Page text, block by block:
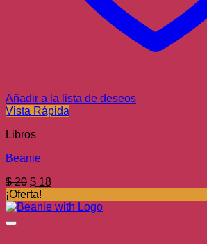
Añadir a la lista de deseos
Vista Rápida
Libros
Beanie
$20 El
precio
original
$ 18El
actual
¡Oferta!